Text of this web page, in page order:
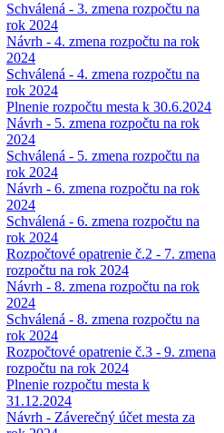
Schválená - 3. zmena rozpočtu na
rok 2024
Návrh - 4. zmena rozpočtu na rok
2024
Schválená - 4. zmena rozpočtu na
rok 2024
Plnenie rozpočtu mesta k 30.6.2024
Návrh - 5. zmena rozpočtu na rok
2024
Schválená - 5. zmena rozpočtu na
rok 2024
Návrh - 6. zmena rozpočtu na rok
2024
Schválená - 6. zmena rozpočtu na
rok 2024
Rozpočtové opatrenie č.2 - 7. zmena
rozpočtu na rok 2024
Návrh - 8. zmena rozpočtu na rok
2024
Schválená - 8. zmena rozpočtu na
rok 2024
Rozpočtové opatrenie č.3 - 9. zmena
rozpočtu na rok 2024
Plnenie rozpočtu mesta k
31.12.2024
Návrh - Záverečný účet mesta za